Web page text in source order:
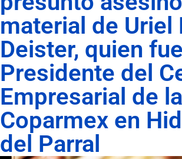
material de Uriel
Deister, quien
Presidente del
Empresarial de la
Coparmex en
del Parral